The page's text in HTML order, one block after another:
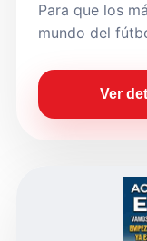
Para que los
mundo del
Ver